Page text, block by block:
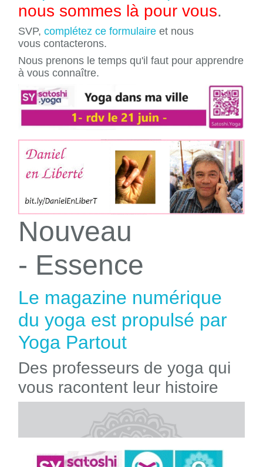
nous sommes là pour vous.
SVP, complétez ce formulaire et nous
vous contacterons.
Nous prenons le temps qu'il faut pour apprendre
à vous connaître.
Nouveau
- Essence
Le magazine numérique
du yoga est propulsé par
Yoga Partout
Des professeurs de yoga qui
vous racontent leur histoire